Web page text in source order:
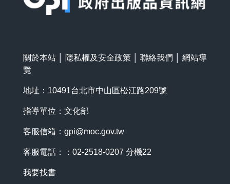
關於本站 隱私權及安全政策 聯絡我們
網站導
覽
地址：10491台北市中山區松江路209號
指導單位：文化部
客服信箱： gpi@moc.gov.tw
客服電話：：02-2518-0207 分機22
我要找書